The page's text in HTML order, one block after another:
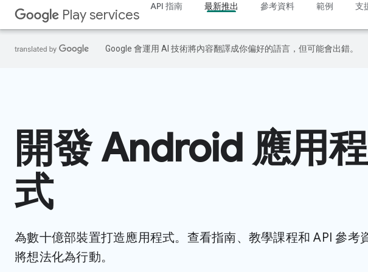
Play services
API 指南 最新推出 參考資料 範例 支
Google 會運用 AI 技術將內容翻譯成你偏好的語言，但可能會出錯。
開發 Android 應用程
式
為數十億部裝置打造應用程式。查看指南、教學課程和 API 參考
將想法化為行動。